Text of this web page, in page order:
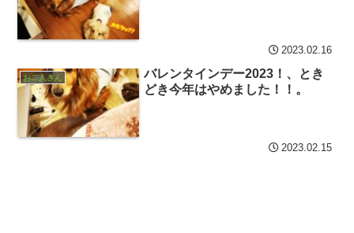
2023.02.16
お二人さん
バレンタインデー2023！、とき
どき今年はやめました！！。
2023.02.15